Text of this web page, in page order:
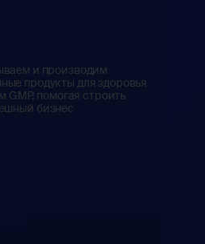
и производим
продукты для здоровья
GMP, помогая строить
бизнес